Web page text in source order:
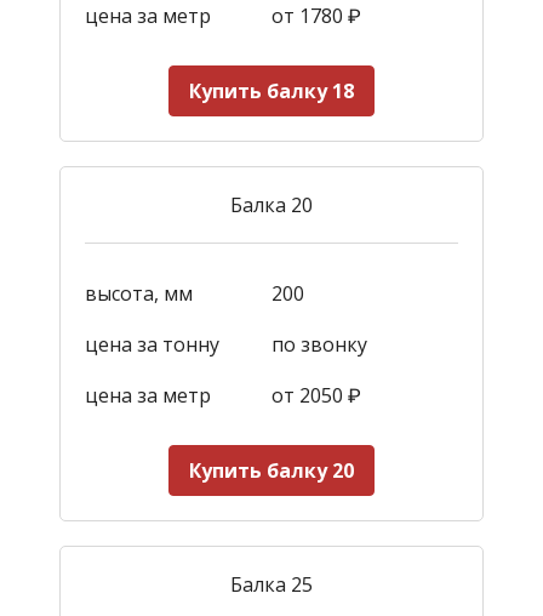
цена за метр
от 1780 ₽
Купить балку 18
Балка 20
высота, мм
200
цена за тонну
по звонку
цена за метр
от 2050 ₽
Купить балку 20
Балка 25